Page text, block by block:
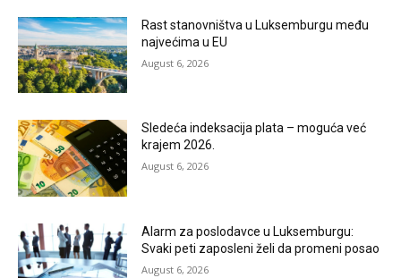
Rast stanovništva u Luksemburgu među
najvećima u EU
August 6, 2026
Sledeća indeksacija plata – moguća već
krajem 2026.
August 6, 2026
Alarm za poslodavce u Luksemburgu:
Svaki peti zaposleni želi da promeni posao
August 6, 2026